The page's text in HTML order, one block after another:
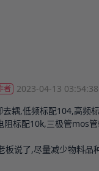
者 2023-04-13 03:54:38
耦,低频标配104,高频
阻标配10k,三极管mos
板说了,尽量减少物料品